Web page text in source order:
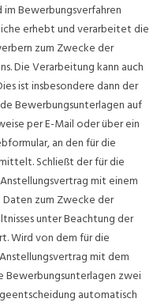
Bewerbungsverfahren
erhebt und verarbeitet die
zum Zwecke der
Die Verarbeitung kann auch
ist insbesondere dann der
Bewerbungsunterlagen auf
per E-Mail oder über ein
an den für die
Schließt der für die
mit einem
zum Zwecke der
unter Beachtung der
Wird von dem für die
mit dem
Bewerbungsunterlagen zwei
automatisch